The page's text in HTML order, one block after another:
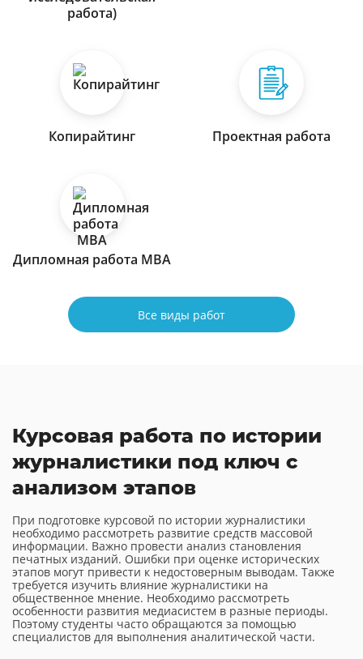
работа)
Копирайтинг Проектная работа
Дипломная работа МВА
Все виды работ
Курсовая работа по истории
журналистики под ключ с
анализом этапов
При подготовке курсовой по истории журналистики
необходимо рассмотреть развитие средств массовой
информации. Важно провести анализ становления
печатных изданий. Ошибки при оценке исторических
этапов могут привести к недостоверным выводам. Также
требуется изучить влияние журналистики на
общественное мнение. Необходимо рассмотреть
особенности развития медиасистем в разные периоды.
Поэтому студенты часто обращаются за помощью
специалистов для выполнения аналитической части.